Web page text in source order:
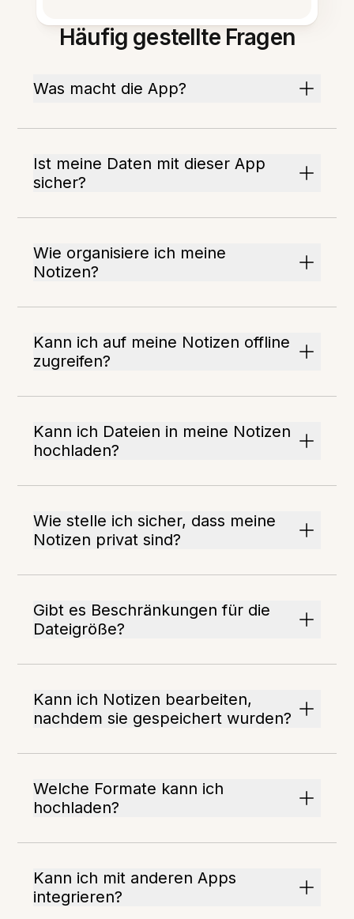
Häufig gestellte Fragen
Was macht die App?
Ist meine Daten mit dieser App
sicher?
Wie organisiere ich meine
Notizen?
Kann ich auf meine Notizen offline
zugreifen?
Kann ich Dateien in meine Notizen
hochladen?
Wie stelle ich sicher, dass meine
Notizen privat sind?
Gibt es Beschränkungen für die
Dateigröße?
Kann ich Notizen bearbeiten,
nachdem sie gespeichert wurden?
Welche Formate kann ich
hochladen?
Kann ich mit anderen Apps
integrieren?